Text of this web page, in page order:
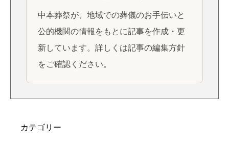
中本葬祭が、地域での葬儀のお手伝いと
公的機関の情報をもとに記事を作成・更
新しています。詳しくは記事の編集方針
をご確認ください。
カテゴリー